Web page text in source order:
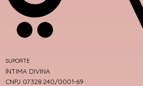
SUPORTE
ÍNTIMA DIVINA
CNPJ 07.328.240/0001-69